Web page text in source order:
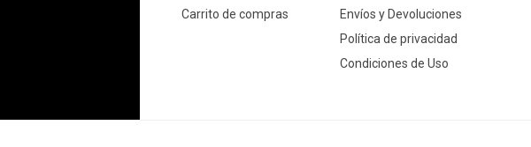
Carrito de compras
Envíos y Devoluciones
Política de privacidad
Condiciones de Uso